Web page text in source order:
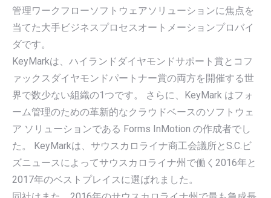
管理ワークフローソフトウェアソリューションに焦点を
当てた大手ビジネスプロセスオートメーションプロバイ
ダです。
KeyMarkは、ハイランドダイヤモンドサポート賞とコフ
ァックスダイヤモンドパートナー賞の両方を開催する世
界で数少ない組織の1つです。 さらに、KeyMark はフォ
ーム管理のための革新的なクラウドベースのソフトウェ
ア ソリューションである Forms InMotion の作成者でし
た。 KeyMarkは、サウスカロライナ商工会議所とS.C.ビ
ズニュースによってサウスカロライナ州で働く2016年と
2017年のベストプレイスに選ばれました。